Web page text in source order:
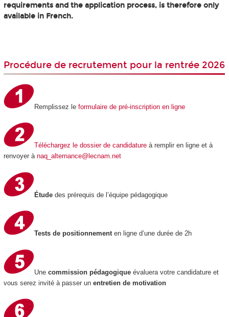
requirements and the application process, is therefore only
available in French.
Procédure de recrutement pour la rentrée 2026
Remplissez le formulaire de pré-inscription en ligne
Téléchargez le dossier de candidatureà remplir en ligne et à
renvoyer à naq_alternance@lecnam.net
Étudedes prérequis de l’équipe pédagogique
Tests de positionnementen ligne d’une durée de 2h
Une commission pédagogiqueévaluera votre candidature et
vous serez invité à passer un entretien de motivation